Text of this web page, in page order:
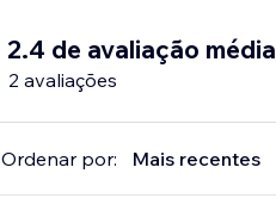
2.4 de avaliação média
2 avaliações
Ordenar por: Mais recentes